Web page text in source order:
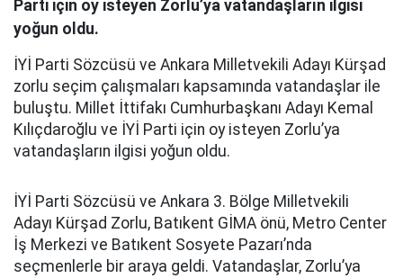
Parti için oy isteyen Zorlu’ya vatandaşların ilgisi
yoğun oldu.
İYİ Parti Sözcüsü ve Ankara Milletvekili Adayı Kürşad
zorlu seçim çalışmaları kapsamında vatandaşlar ile
buluştu. Millet İttifakı Cumhurbaşkanı Adayı Kemal
Kılıçdaroğlu ve İYİ Parti için oy isteyen Zorlu’ya
vatandaşların ilgisi yoğun oldu.
İYİ Parti Sözcüsü ve Ankara 3. Bölge Milletvekili
Adayı Kürşad Zorlu, Batıkent GİMA önü, Metro Center
İş Merkezi ve Batıkent Sosyete Pazarı’nda
seçmenlerle bir araya geldi. Vatandaşlar, Zorlu’ya